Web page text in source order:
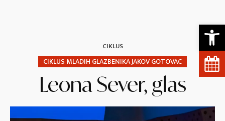
CIKLUS
CIKLUS MLADIH GLAZBENIKA JAKOV GOTOVAC
Leona Sever, glas